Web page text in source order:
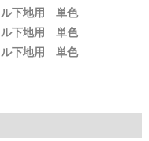
下地用 単色
下地用 単色
下地用 単色